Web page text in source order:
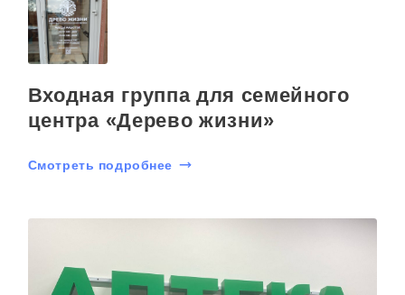
Входная группа для семейного
центра «Дерево жизни»
Смотреть подробнее